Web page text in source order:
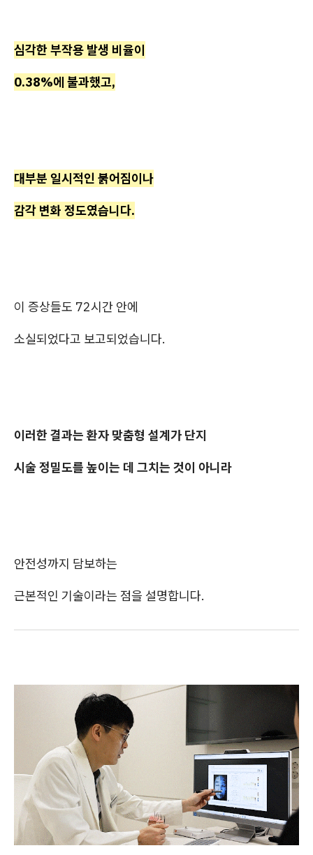
심각한 부작용 발생 비율이
0.38%에 불과했고,
대부분 일시적인 붉어짐이나
감각 변화 정도였습니다.
이 증상들도 72시간 안에
소실되었다고 보고되었습니다.
이러한 결과는 환자 맞춤형 설계가 단지
시술 정밀도를 높이는 데 그치는 것이 아니라
안전성까지 담보하는
근본적인 기술이라는 점을 설명합니다.